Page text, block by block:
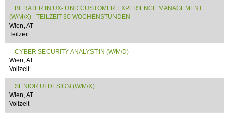
BERATER:IN UX- UND CUSTOMER EXPERIENCE MANAGEMENT
(W/M/X) - TEILZEIT 30 WOCHENSTUNDEN
Wien, AT
Teilzeit
CYBER SECURITY ANALYST:IN (W/M/D)
Wien, AT
Vollzeit
SENIOR UI DESIGN (W/M/X)
Wien, AT
Vollzeit